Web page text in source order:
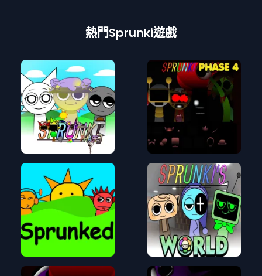
熱門Sprunki遊戲